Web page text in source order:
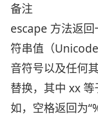
备注
escape 方法返
符串值（
音符号以及任何
替换，其中 xx
如，空格返回为